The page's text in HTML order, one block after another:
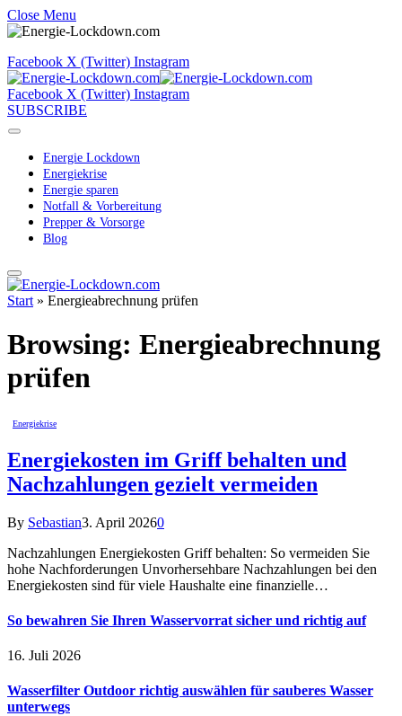
Close Menu
Facebook X (Twitter) Instagram
Facebook X (Twitter) Instagram
SUBSCRIBE
Energie Lockdown
Energiekrise
Energie sparen
Notfall & Vorbereitung
Prepper & Vorsorge
Blog
Start » Energieabrechnung prüfen
Browsing: Energieabrechnung
prüfen
Energiekrise
Energiekosten im Griff behalten und
Nachzahlungen gezielt vermeiden
By Sebastian3. April 20260
Nachzahlungen Energiekosten Griff behalten: So vermeiden Sie
hohe Nachforderungen Unvorhersehbare Nachzahlungen bei den
Energiekosten sind für viele Haushalte eine finanzielle…
So bewahren Sie Ihren Wasservorrat sicher und richtig auf
16. Juli 2026
Wasserfilter Outdoor richtig auswählen für sauberes Wasser
unterwegs